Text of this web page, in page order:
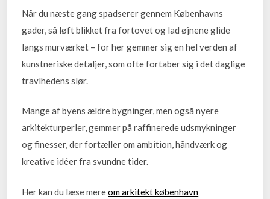
Når du næste gang spadserer gennem Københavns
gader, så løft blikket fra fortovet og lad øjnene glide
langs murværket – for her gemmer sig en hel verden af
kunstneriske detaljer, som ofte fortaber sig i det daglige
travlhedens slør.
Mange af byens ældre bygninger, men også nyere
arkitekturperler, gemmer på raffinerede udsmykninger
og finesser, der fortæller om ambition, håndværk og
kreative idéer fra svundne tider.
Her kan du læse mereom arkitekt københavn